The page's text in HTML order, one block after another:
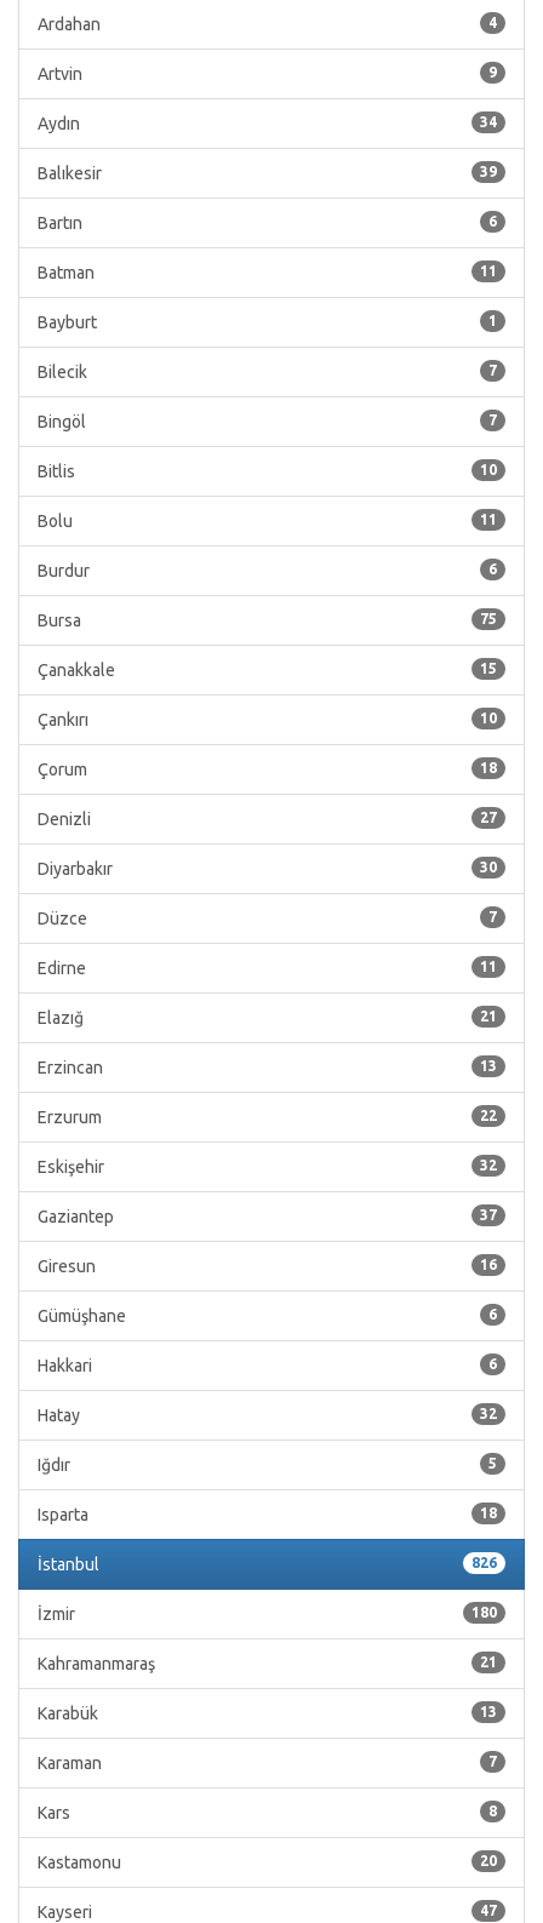
4
Ardahan
9
Artvin
34
Aydın
39
Balıkesir
6
Bartın
11
Batman
1
Bayburt
7
Bilecik
7
Bingöl
10
Bitlis
11
Bolu
6
Burdur
75
Bursa
15
Çanakkale
10
Çankırı
18
Çorum
27
Denizli
30
Diyarbakır
7
Düzce
11
Edirne
21
Elazığ
13
Erzincan
22
Erzurum
32
Eskişehir
37
Gaziantep
16
Giresun
6
Gümüşhane
6
Hakkari
32
Hatay
5
Iğdır
18
Isparta
826
İstanbul
180
İzmir
21
Kahramanmaraş
13
Karabük
7
Karaman
8
Kars
20
Kastamonu
47
Kayseri